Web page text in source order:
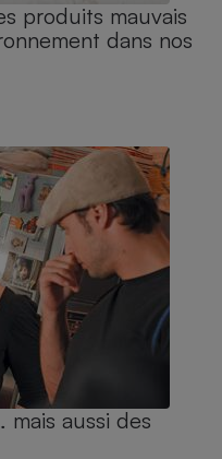
produits mauvais
dans nos
aussi des